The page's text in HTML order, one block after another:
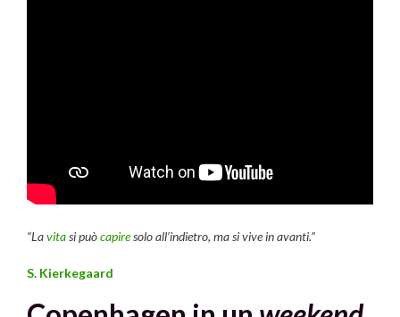
“Lavitasi puòcapiresolo all’indietro, ma si vive in avanti.”
S. Kierkegaard